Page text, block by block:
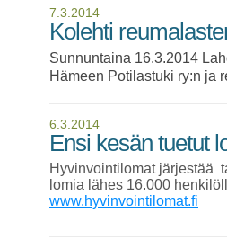
7.3.2014
Kolehti
Sunnuntaina 16.3.2014
Hämeen Potilastuki ry:n ja
6.3.2014
Ensi kesän tuetut
Hyvinvointilomat järjestää
lomia lähes 16.000
www.hyvinvointilomat.fi